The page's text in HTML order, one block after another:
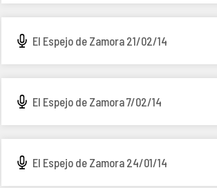
El Espejo de Zamora 21/02/14
El Espejo de Zamora 7/02/14
El Espejo de Zamora 24/01/14